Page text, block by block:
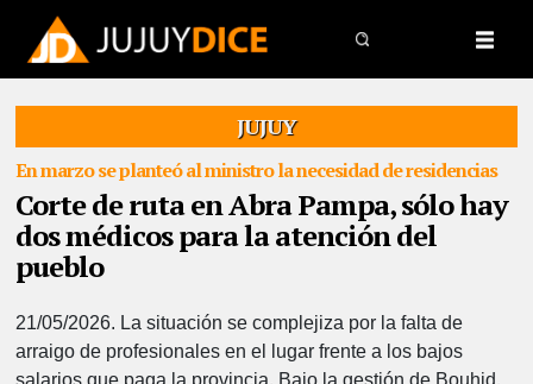
JUJUY
En marzo se planteó al ministro la necesidad de residencias
Corte de ruta en Abra Pampa, sólo hay
dos médicos para la atención del
pueblo
21/05/2026. La situación se complejiza por la falta de
arraigo de profesionales en el lugar frente a los bajos
salarios que paga la provincia. Bajo la gestión de Bouhid,